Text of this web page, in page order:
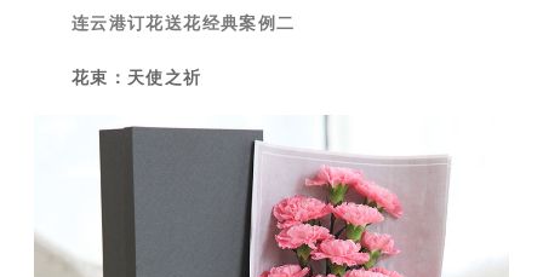
连云港订花送花经典案例二
花束：天使之祈